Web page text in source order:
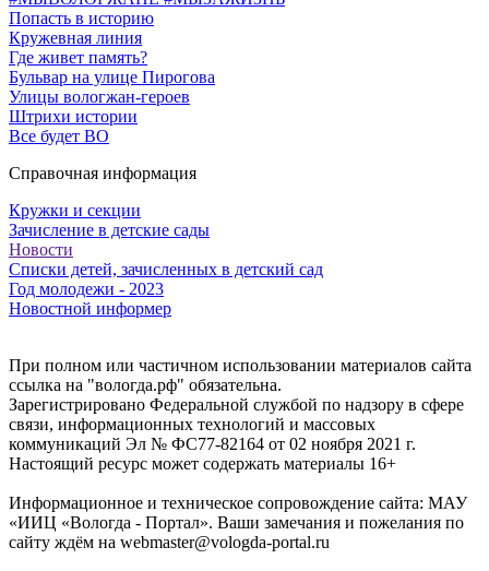
Попасть в историю
Кружевная линия
Где живет память?
Бульвар на улице Пирогова
Улицы вологжан-героев
Штрихи истории
Все будет ВО
Справочная информация
Кружки и секции
Зачисление в детские сады
Новости
Списки детей, зачисленных в детский сад
Год молодежи - 2023
Новостной информер
При полном или частичном использовании материалов сайта
ссылка на "вологда.рф" обязательна.
Зарегистрировано Федеральной службой по надзору в сфере
связи, информационных технологий и массовых
коммуникаций Эл № ФС77-82164 от 02 ноября 2021 г.
Настоящий ресурс может содержать материалы 16+
Информационное и техническое сопровождение сайта: МАУ
«ИИЦ «Вологда - Портал». Ваши замечания и пожелания по
сайту ждём на webmaster@vologda-portal.ru